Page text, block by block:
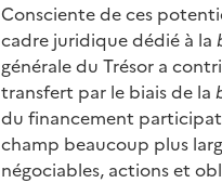
Consciente de ces
cadre juridique dédié à la
générale du Trésor a
transfert par le biais de la
du financement
champ beaucoup plus
négociables, actions et